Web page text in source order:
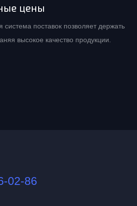
цены
система поставок позволяет держать
высокое качество продукции.
02-86